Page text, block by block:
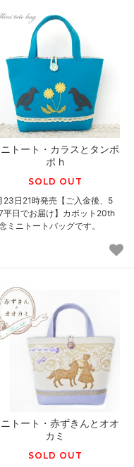
ニトート・カラスとタンポ
ポ h
SOLD OUT
23日21時発売【ご入金後、5
平日でお届け】カボット20th
ミニトートバッグです。
ニトート・赤ずきんとオオ
カミ
SOLD OUT